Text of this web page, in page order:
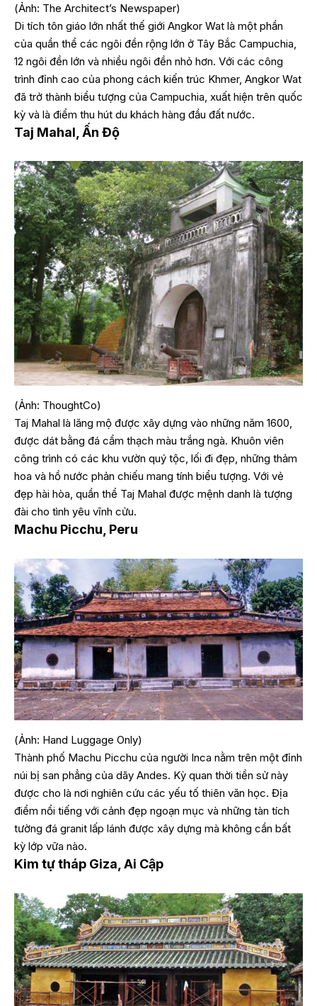
(Ảnh: The Architect’s Newspaper)
Di tích tôn giáo lớn nhất thế giới Angkor Wat là một phần
của quần thể các ngôi đền rộng lớn ở Tây Bắc Campuchia,
12 ngôi đền lớn và nhiều ngôi đền nhỏ hơn. Với các công
trình đỉnh cao của phong cách kiến trúc Khmer, Angkor Wat
đã trở thành biểu tượng của Campuchia, xuất hiện trên quốc
kỳ và là điểm thu hút du khách hàng đầu đất nước.
Taj Mahal, Ấn Độ
(Ảnh: ThoughtCo)
Taj Mahal là lăng mộ được xây dựng vào những năm 1600,
được dát bằng đá cẩm thạch màu trắng ngà. Khuôn viên
công trình có các khu vườn quý tộc, lối đi đẹp, những thảm
hoa và hồ nước phản chiếu mang tính biểu tượng. Với vẻ
đẹp hài hòa, quần thể Taj Mahal được mệnh danh là tượng
đài cho tình yêu vĩnh cửu.
Machu Picchu, Peru
(Ảnh: Hand Luggage Only)
Thành phố Machu Picchu của người Inca nằm trên một đỉnh
núi bị san phẳng của dãy Andes. Kỳ quan thời tiền sử này
được cho là nơi nghiên cứu các yếu tố thiên văn học. Địa
điểm nổi tiếng với cảnh đẹp ngoạn mục và những tàn tích
tường đá granit lấp lánh được xây dựng mà không cần bất
kỳ lớp vữa nào.
Kim tự tháp Giza, Ai Cập